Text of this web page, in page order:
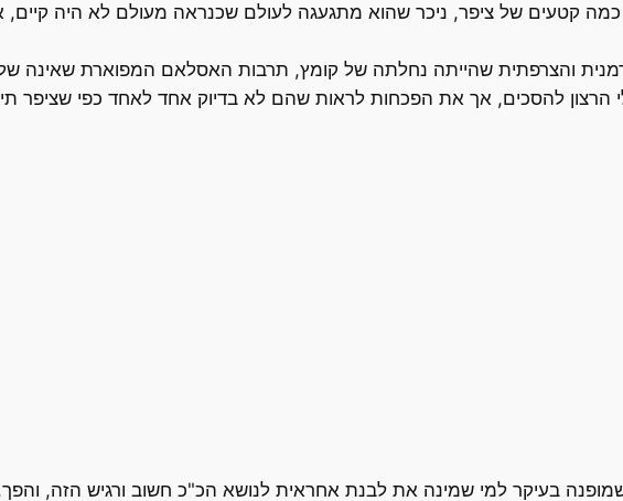
קטעים של ציפר, ניכר שהוא מתגעגה לעולם שכנראה מעולם לא היה קיים,
והצרפתית שהייתה נחלתה של קומץ, תרבות האסלאם המפוארת שאינה
הרצון להסכים, אך את הפכחות לראות שהם לא בדיוק אחד לאחד כפי שציפר
בעיקר למי שמינה את לבנת אחראית לנושא הכ"כ חשוב ורגיש הזה,